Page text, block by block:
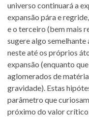
universo continuará a
expansão pára e
e o terceiro (bem mais
sugere algo
neste até os próprios
expansão (enquanto
aglomerados de
gravidade). Estas
parâmetro que
próximo do valor crítico